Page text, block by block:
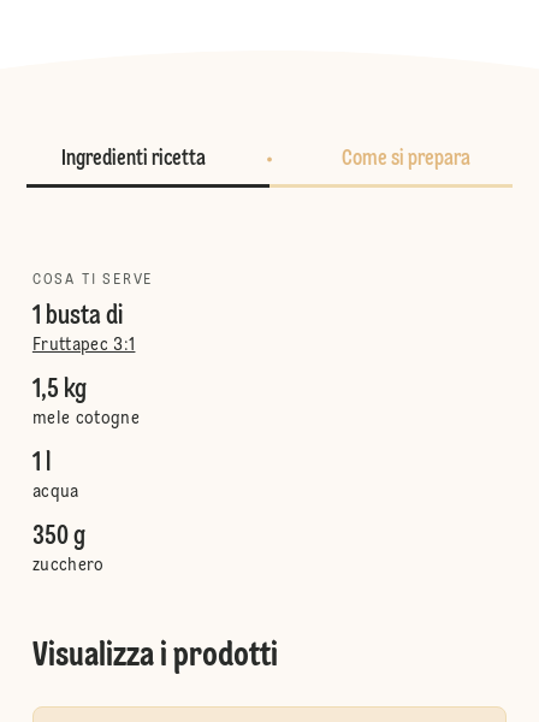
Ingredienti ricetta Come si prepara
COSA TI SERVE
1 busta di
Fruttapec 3:1
1,5 kg
mele cotogne
1 l
acqua
350 g
zucchero
Visualizza i prodotti